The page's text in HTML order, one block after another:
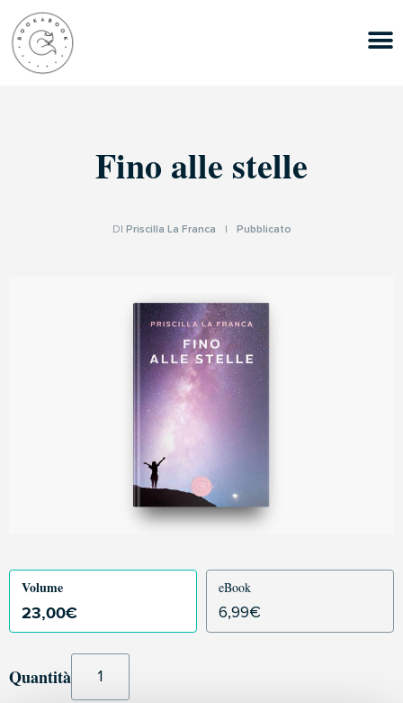
Fino alle stelle
DI Priscilla La Franca Pubblicato
Volume
23,00€
eBook
6,99€
Quantità